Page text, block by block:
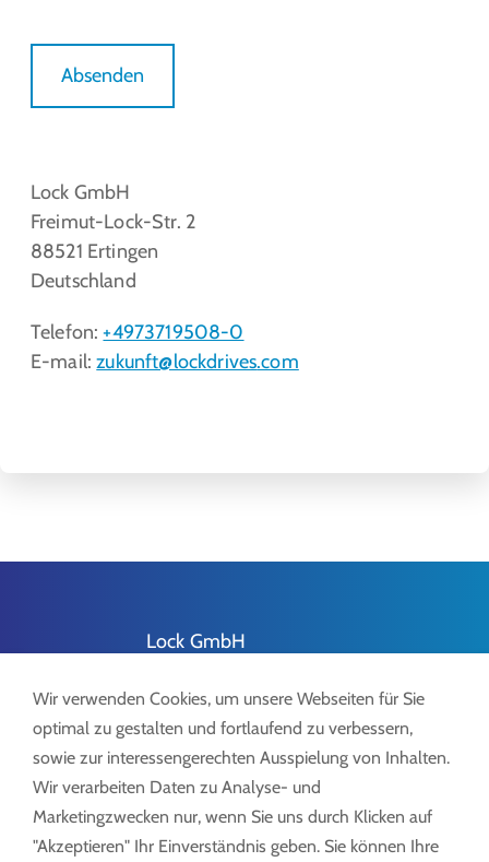
Absenden
Lock GmbH
Freimut-Lock-Str. 2
88521 Ertingen
Deutschland
Telefon:+4973719508-0
E-mail:zukunft@lockdrives.com
Lock GmbH
D-88521 Ertingen
Tel.:+49 7371 9508-0
info@lockdrives.com
Wir verwenden Cookies, um unsere Webseiten für Sie
optimal zu gestalten und fortlaufend zu verbessern,
sowie zur interessengerechten Ausspielung von Inhalten.
Wir verarbeiten Daten zu Analyse- und
Marketingzwecken nur, wenn Sie uns durch Klicken auf
"Akzeptieren" Ihr Einverständnis geben. Sie können Ihre